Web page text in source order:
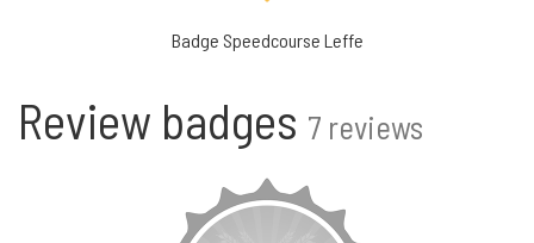
Badge Speedcourse Leffe
Review badges 7 reviews